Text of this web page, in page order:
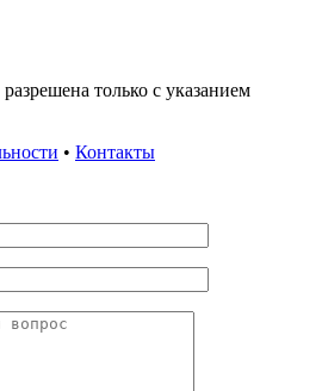
только с указанием
• Контакты